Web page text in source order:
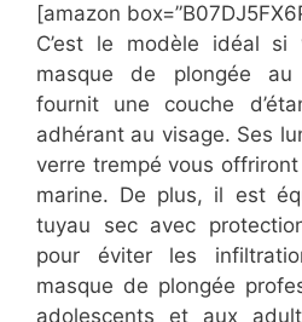
[amazon
​C’est le modèle idéal si
masque de plongée
fournit une couche
adhérant au visage. Ses
verre trempé vous
marine. De plus, il est
tuyau sec avec
pour éviter les
masque de plongée
adolescents et aux